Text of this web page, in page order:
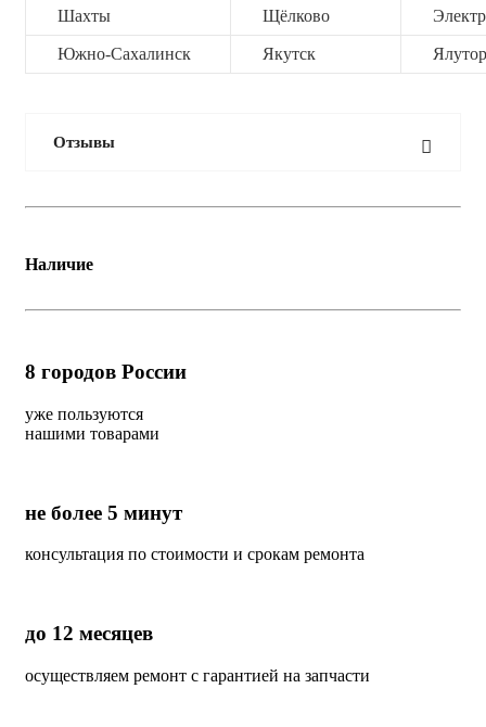
Шахты Щёлково
Южно-Сахалинск Якутск
Отзывы
Наличие
8 городов России
уже пользуются
нашими товарами
не более 5 минут
консультация по стоимости и срокам ремонта
до 12 месяцев
осуществляем ремонт с гарантией на запчасти